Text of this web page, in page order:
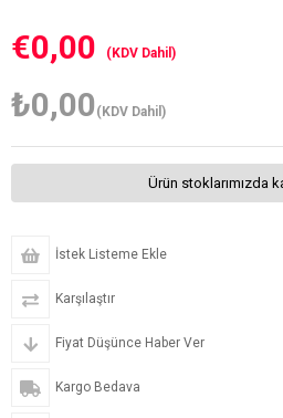
€0,00 (KDV Dahil)
₺0,00 (KDV Dahil)
Ürün stoklarımızda
İstek Listeme Ekle
Karşılaştır
Fiyat Düşünce Haber Ver
Kargo Bedava